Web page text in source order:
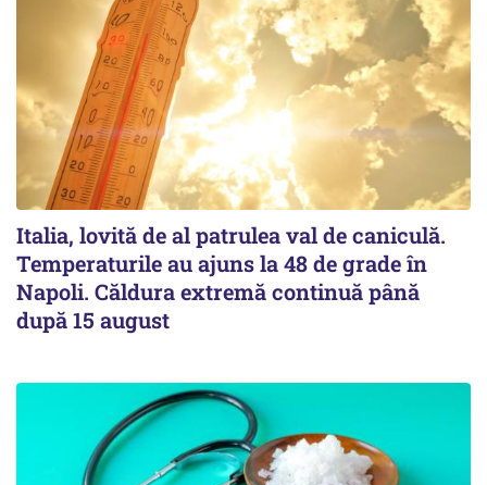
Italia, lovită de al patrulea val de caniculă.
Temperaturile au ajuns la 48 de grade în
Napoli. Căldura extremă continuă până
după 15 august